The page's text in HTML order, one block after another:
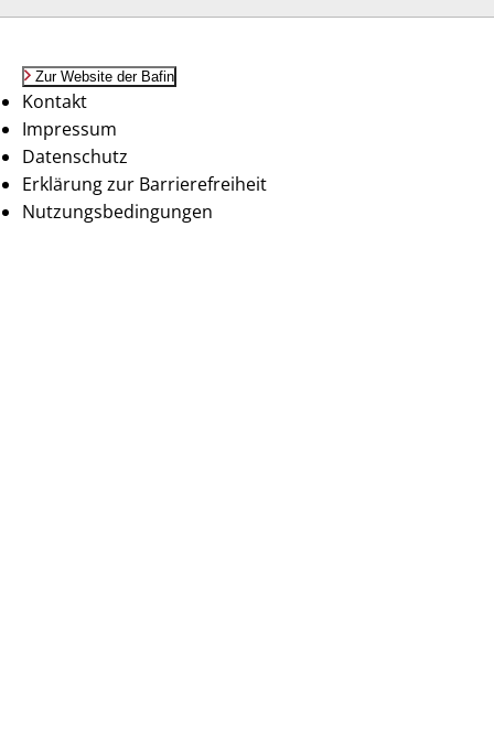
Zur Website der Bafin
Kontakt
Impressum
Datenschutz
Erklärung zur Barrierefreiheit
Nutzungsbedingungen